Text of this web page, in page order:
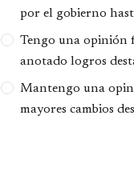
por el gobierno
Tengo una opinión
anotado logros
Mantengo una
mayores cambios